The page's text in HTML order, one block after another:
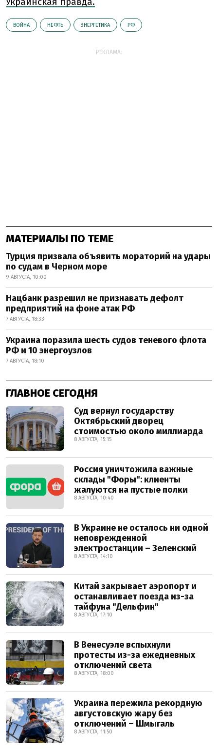
ВОЙНА НЕФТЬ ЭНЕРГЕТИКА РФ
РЕКЛАМА:
МАТЕРИАЛЫ ПО ТЕМЕ
Турция призвала объявить мораторий на удары
по судам в Черном море
9 АВГУСТА, 10:00
Нацбанк разрешил не признавать дефолт
предприятий на фоне атак РФ
7 АВГУСТА, 18:33
Украина поразила шесть судов теневого флота
РФ и 10 энергоузлов
7 АВГУСТА, 18:10
ГЛАВНОЕ СЕГОДНЯ
Суд вернул государству
Октябрьский дворец
стоимостью около миллиарда
8 АВГУСТА, 15:15
Россия уничтожила важные
склады "Форы": клиенты
жалуются на пустые полки
8 АВГУСТА, 10:40
В Украине не осталось ни одной
неповрежденной
электростанции – Зеленский
8 АВГУСТА, 14:10
Китай закрывает аэропорт и
останавливает поезда из-за
тайфуна "Дельфин"
8 АВГУСТА, 17:10
В Венесуэле вспыхнули
протесты из-за ежедневных
отключений света
8 АВГУСТА, 18:00
Украина пережила рекордную
августовскую жару без
отключений – Шмыгаль
8 АВГУСТА, 11:50